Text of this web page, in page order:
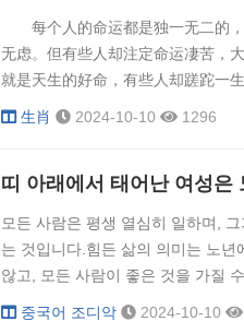
每个人的命运都是独一无二的，
无虑。但有些人却注定命运凄苦，
就是天生的好命，有些人却蹉跎
福气的三大生肖女 属虎女 要说
长大以后，就算学习...
生肖 2024-10-10 1296
모든 사람은 평생 열심히 일하며,
는 것입니다.힘든 삶의 의미는 노
않고, 모든 사람이 좋은 것을 가질
은 의미가 없습니다.물론, 인생에서
중국어 조디악 2024-10-10